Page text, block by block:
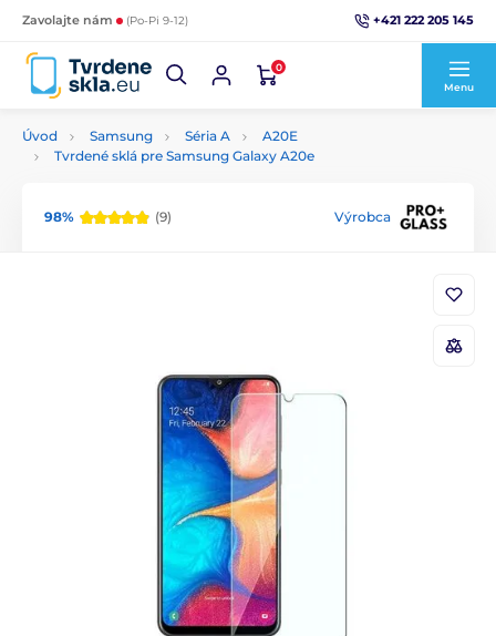
Zavolajte nám (Po-Pi 9-12) +421 222 205 145
0
Menu
Úvod Samsung Séria A
A20E
Tvrdené sklá pre Samsung Galaxy A20e
98% (9) Výrobca